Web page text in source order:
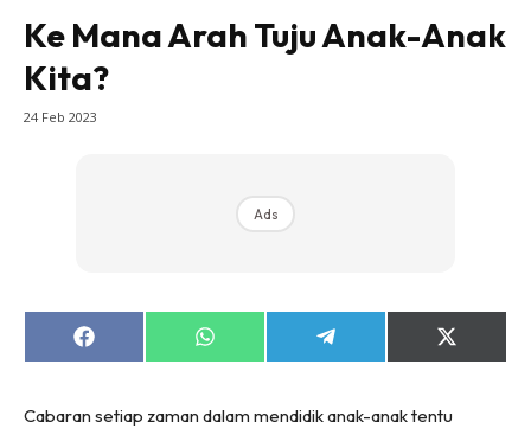
Ke Mana Arah Tuju Anak-Anak
Kita?
24 Feb 2023
Ads
Share
on
Share
on
Share
on
Share
on
Cabaran setiap zaman dalam mendidik anak-anak tentu